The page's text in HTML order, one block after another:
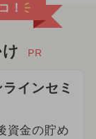
！
PR
インセミ
資金の貯め